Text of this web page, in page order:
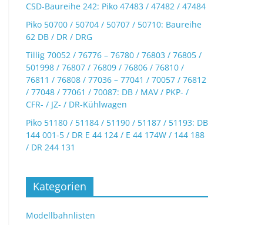
CSD-Baureihe 242: Piko 47483 / 47482 / 47484
Piko 50700 / 50704 / 50707 / 50710: Baureihe
62 DB / DR / DRG
Tillig 70052 / 76776 – 76780 / 76803 / 76805 /
501998 / 76807 / 76809 / 76806 / 76810 /
76811 / 76808 / 77036 – 77041 / 70057 / 76812
/ 77048 / 77061 / 70087: DB / MAV / PKP- /
CFR- / JZ- / DR-Kühlwagen
Piko 51180 / 51184 / 51190 / 51187 / 51193: DB
144 001-5 / DR E 44 124 / E 44 174W / 144 188
/ DR 244 131
Kategorien
Modellbahnlisten